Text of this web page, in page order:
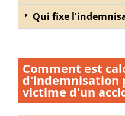
Qui fixe
Comment est
d'indemnisation
victime d'un